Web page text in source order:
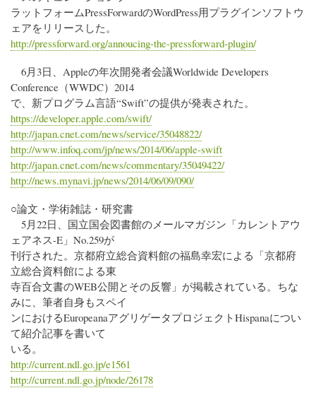
ラットフォームPressForwardのWordPress用プラグインソフトウ
ェアをリリースした。
http://pressforward.org/annoucing-the-pressforward-plugin/
6月3日、Appleの年次開発者会議Worldwide Developers
Conference（WWDC）2014
で、新プログラム言語“Swift”の提供が発表された。
https://developer.apple.com/swift/
http://japan.cnet.com/news/service/35048822/
http://www.infoq.com/jp/news/2014/06/apple-swift
http://japan.cnet.com/news/commentary/35049422/
http://news.mynavi.jp/news/2014/06/09/090/
○論文・学術雑誌・研究書
5月22日、国立国会図書館のメールマガジン「カレントアウ
ェアネス-E」No.259が
刊行された。京都府立総合資料館の福島幸宏による「京都府
立総合資料館による東
寺百合文書のWEB公開とその反響」が掲載されている。ちな
みに、筆者自身もスペイ
ンにおけるEuropeanaアグリゲータプロジェクトHispanaについ
て紹介記事を書いて
いる。
http://current.ndl.go.jp/e1561
http://current.ndl.go.jp/node/26178